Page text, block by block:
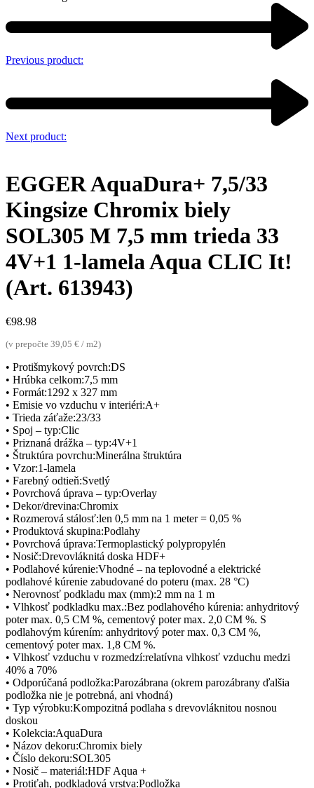
Previous product:
Next product:
EGGER AquaDura+ 7,5/33
Kingsize Chromix biely
SOL305 M 7,5 mm trieda 33
4V+1 1-lamela Aqua CLIC It!
(Art. 613943)
€98.98
(v prepočte 39,05 € / m2)
• Protišmykový povrch:DS
• Hrúbka celkom:7,5 mm
• Formát:1292 x 327 mm
• Emisie vo vzduchu v interiéri:A+
• Trieda záťaže:23/33
• Spoj – typ:Clic
• Priznaná drážka – typ:4V+1
• Štruktúra povrchu:Minerálna štruktúra
• Vzor:1-lamela
• Farebný odtieň:Svetlý
• Povrchová úprava – typ:Overlay
• Dekor/drevina:Chromix
• Rozmerová stálosť:len 0,5 mm na 1 meter = 0,05 %
• Produktová skupina:Podlahy
• Povrchová úprava:Termoplastický polypropylén
• Nosič:Drevovláknitá doska HDF+
• Podlahové kúrenie:Vhodné – na teplovodné a elektrické
podlahové kúrenie zabudované do poteru (max. 28 °C)
• Nerovnosť podkladu max (mm):2 mm na 1 m
• Vlhkosť podkladku max.:Bez podlahového kúrenia: anhydritový
poter max. 0,5 CM %, cementový poter max. 2,0 CM %. S
podlahovým kúrením: anhydritový poter max. 0,3 CM %,
cementový poter max. 1,8 CM %.
• Vlhkosť vzduchu v rozmedzí:relatívna vlhkosť vzduchu medzi
40% a 70%
• Odporúčaná podložka:Parozábrana (okrem parozábrany ďalšia
podložka nie je potrebná, ani vhodná)
• Typ výrobku:Kompozitná podlaha s drevovláknitou nosnou
doskou
• Kolekcia:AquaDura
• Názov dekoru:Chromix biely
• Číslo dekoru:SOL305
• Nosič – materiál:HDF Aqua +
• Protiťah, podkladová vrstva:Podložka